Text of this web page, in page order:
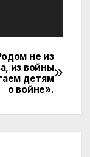
не из
из войны
детям
о войне».